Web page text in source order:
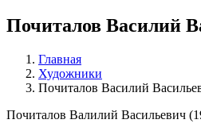
Почиталов Василий
Главная
Художники
Почиталов Василий
Почиталов Валилий Васильевич